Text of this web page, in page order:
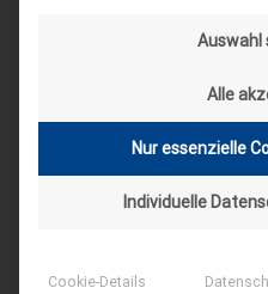
Auswahl
Alle
Nur essenzielle
Individuelle
Cookie-Details